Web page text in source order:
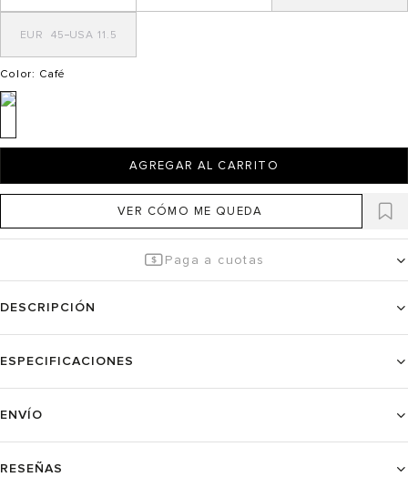
11.5
45
Color: Café
AGREGAR AL CARRITO
VER CÓMO ME QUEDA
Paga a cuotas
DESCRIPCIÓN
ESPECIFICACIONES
ENVÍO
RESEÑAS